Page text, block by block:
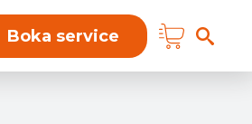
Boka service